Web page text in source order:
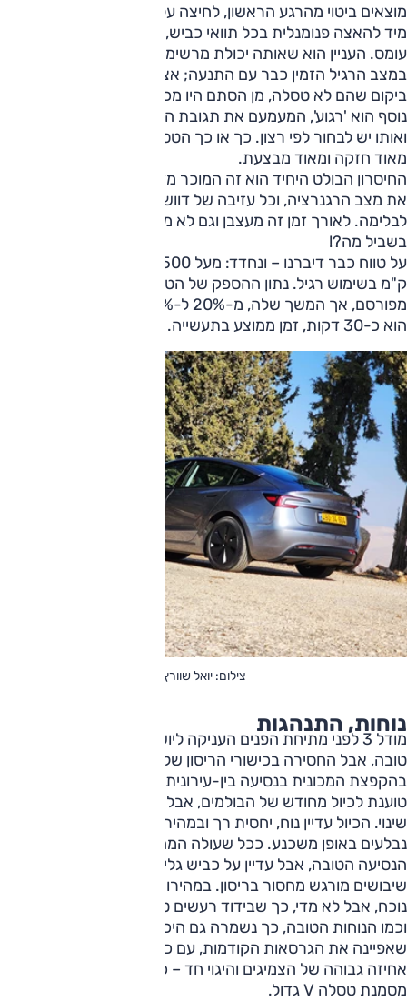
מוצאים ביטוי מהרגע הראשון, לחיצה על דוושת התאוצה תתורגם
מיד להאצה פנומנלית בכל תוואי כביש, מכל מהירות, תחת כל
עומס. העניין הוא שאותה יכולת מרשימה מאוד מוצאת ביטוי
במצב הרגיל הזמין כבר עם התנעה; אצל כל היצרנים האחרים
ביקום שהם לא טסלה, מן הסתם היו מכנים אותו 'ספורט'. מצב
נוסף הוא 'רגוע', המעמעם את תגובת המנוע ללחיצת הדוושה,
ואותו יש לבחור לפי רצון. כך או כך הטסלה הזאת היא מכונית
מאוד חזקה ומאוד מבצעת.
החיסרון הבולט היחיד הוא זה המוכר מזה שנים: לא ניתן לקבוע
את מצב הרגנרציה, וכל עזיבה של דוושת התאוצה גורמת
לבלימה. לאורך זמן זה מעצבן וגם לא משפר את הטווח, אז
בשביל מה?!
ק"מ בשימוש רגיל. נתון ההספק של הטעינה המהירה גם הוא אינו
הוא כ-30 דקות, זמן ממוצע בתעשייה.
צילום: יואל שוורץ
נוחות, התנהגות
מודל 3 לפני מתיחת הפנים העניקה ליושבים בתוכה נוחות נסיעה
טובה, אבל החסירה בכישורי הריסון שלה, מה שמצא ביטוי בעיקר
בהקפצת המכונית בנסיעה בין-עירונית על כביש גלי. טסלה
טוענת לכיול מחודש של הבולמים, אבל לי קשה לומר שמצאתי
שינוי. הכיול עדיין נוח, יחסית רך ובמהירות עירונית שיבושים
נבלעים באופן משכנע. ככל שעולה המהירות נשמרת נוחות
הנסיעה הטובה, אבל עדיין על כביש גלי או במעבר על רצף
שיבושים מורגש מחסור בריסון. במהירויות גבוהות רעש הצמיגים
נוכח, אבל לא מדי, כך שבידוד רעשים טוב.
וכמו הנוחות הטובה, כך נשמרה גם היכולת הדינמית הגבוהה
שאפיינה את הגרסאות הקודמות, עם כישורי פנייה מצוינים,
אחיזה גבוהה של הצמיגים והיגוי חד – כך שגם בתחום זה
מסמנת טסלה V גדול.